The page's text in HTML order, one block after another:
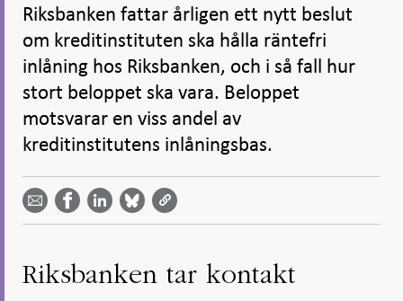
Riksbanken fattar årligen ett nytt beslut
om kreditinstituten ska hålla räntefri
inlåning hos Riksbanken, och i så fall hur
stort beloppet ska vara. Beloppet
motsvarar en viss andel av
kreditinstitutens inlåningsbas.
Dela
email -
Öppnas
Dela på
Facebook
- Öppnas
Dela på
LinkedIn
-
Öppnas
på
Bluesky
-
på
Twitter
-
Riksbanken tar kontakt